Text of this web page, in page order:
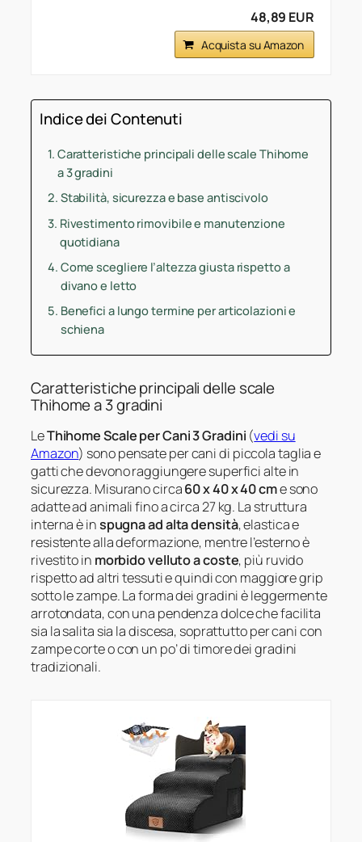
48,89 EUR
Acquista su Amazon
Indice dei Contenuti
Caratteristiche principali delle scale Thihome
a 3 gradini
Stabilità, sicurezza e base antiscivolo
Rivestimento rimovibile e manutenzione
quotidiana
Come scegliere l’altezza giusta rispetto a
divano e letto
Benefici a lungo termine per articolazioni e
schiena
Caratteristiche principali delle scale
Thihome a 3 gradini
LeThihome Scale per Cani 3 Gradini (vedi su
Amazon) sono pensate per cani di piccola taglia e
gatti che devono raggiungere superfici alte in
sicurezza. Misurano circa60 x 40 x 40 cme sono
adatte ad animali fino a circa 27 kg. La struttura
interna è inspugna ad alta densità, elastica e
resistente alla deformazione, mentre l’esterno è
rivestito in morbido velluto a coste, più ruvido
rispetto ad altri tessuti e quindi con maggiore grip
sotto le zampe. La forma dei gradini è leggermente
arrotondata, con una pendenza dolce che facilita
sia la salita sia la discesa, soprattutto per cani con
zampe corte o con un po’ di timore dei gradini
tradizionali.